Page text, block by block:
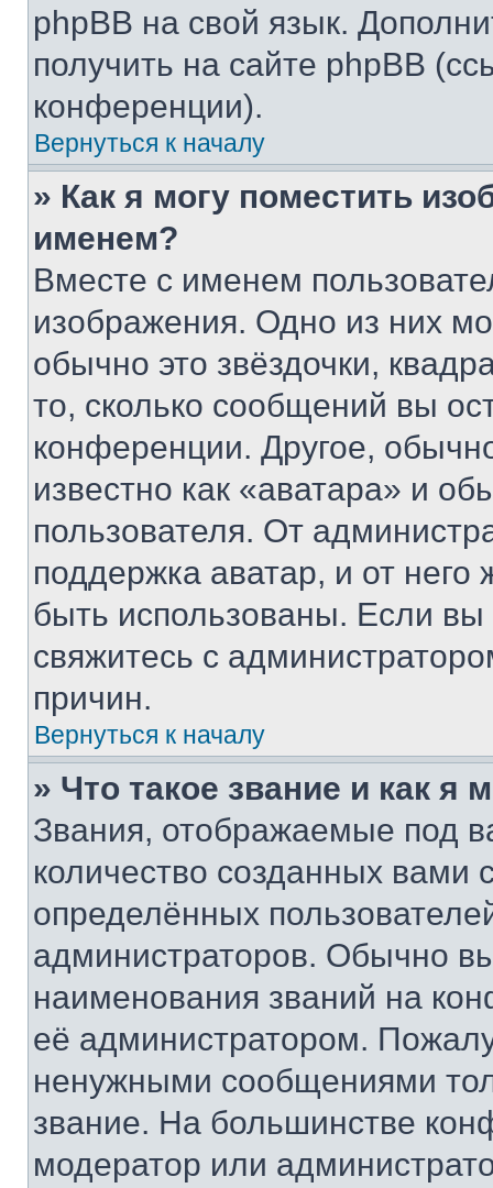
phpBB на свой язык.
получить на сайте phpBB
конференции).
Вернуться к началу
» Как я могу поместить
именем?
Вместе с именем
изображения. Одно из них
обычно это звёздочки,
то, сколько сообщений вы
конференции. Другое,
известно как «аватара» и
пользователя. От
поддержка аватар, и от него
быть использованы. Если
свяжитесь с
причин.
Вернуться к началу
» Что такое звание и как я
Звания, отображаемые под
количество созданных
определённых
администраторов. Обычно
наименования званий на
её администратором.
ненужными сообщениями
звание. На большинстве
модератор или